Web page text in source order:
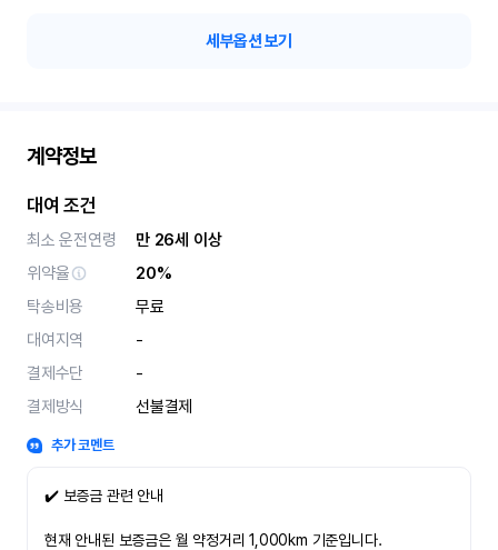
세부옵션 보기
계약정보
대여 조건
최소 운전연령
만 26세 이상
위약율
20%
탁송비용
무료
대여지역
-
결제수단
-
결제방식
선불결제
추가 코멘트
✔️ 보증금 관련 안내
현재 안내된 보증금은 월 약정거리 1,000km 기준입니다.